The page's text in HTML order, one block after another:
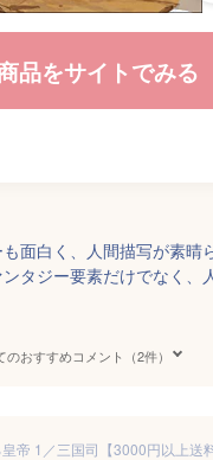
品をサイトでみる
面白く、人間描写が素晴
タジー要素だけでなく、
のおすすめコメント（2件）
帝 1／三国司【3000円以上送